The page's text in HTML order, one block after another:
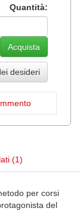
Quantità:
desideri
(1)
per corsi
del